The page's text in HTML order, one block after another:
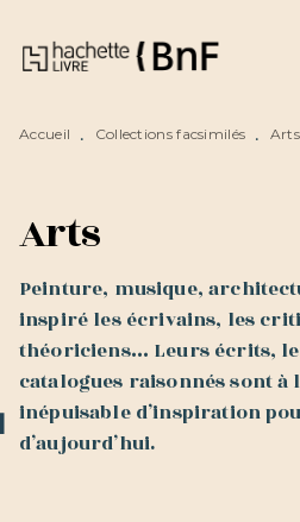
MENU RECHERCHE
Accueil • Collections facsimilés • Arts
Arts
Peinture, musique,
inspiré les écrivains, les
théoriciens… Leurs écrits,
catalogues raisonnés sont
inépuisable d’inspiration
d’aujourd’hui.